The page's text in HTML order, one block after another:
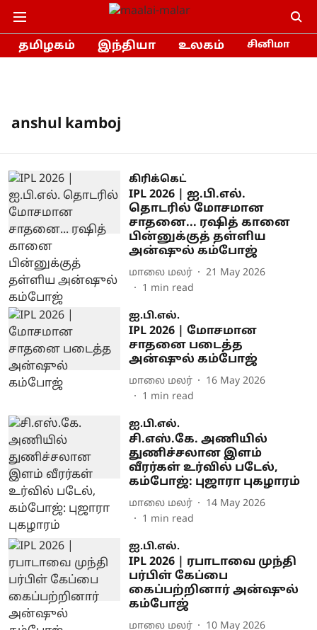
தமிழகம் இந்தியா உலகம் சினிமா
anshul kamboj
கிரிக்கெட்
IPL 2026 | ஐ.பி.எல்.
தொடரில் மோசமான
சாதனை... ரஷித் கானை
பின்னுக்குத் தள்ளிய
அன்ஷுல் கம்போஜ்
மாலை மலர்
21 May 2026
1 min read
ஐ.பி.எல்.
IPL 2026 | மோசமான
சாதனை படைத்த
அன்ஷுல் கம்போஜ்
மாலை மலர்
16 May 2026
1 min read
ஐ.பி.எல்.
சி.எஸ்.கே. அணியில்
துணிச்சலான இளம்
வீரர்கள் உர்வில் படேல்,
கம்போஜ்: புஜாரா புகழாரம்
மாலை மலர்
14 May 2026
1 min read
ஐ.பி.எல்.
IPL 2026 | ரபாடாவை முந்தி
பர்பிள் கேப்பை
கைப்பற்றினார் அன்ஷுல்
கம்போஜ்
மாலை மலர்
10 May 2026